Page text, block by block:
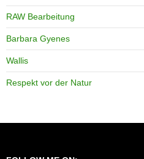
RAW Bearbeitung
Barbara Gyenes
Wallis
Respekt vor der Natur